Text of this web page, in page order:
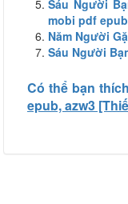
Sáu Người
mobi pdf
Năm Người
Sáu Người
Có thể bạn
epub, azw3